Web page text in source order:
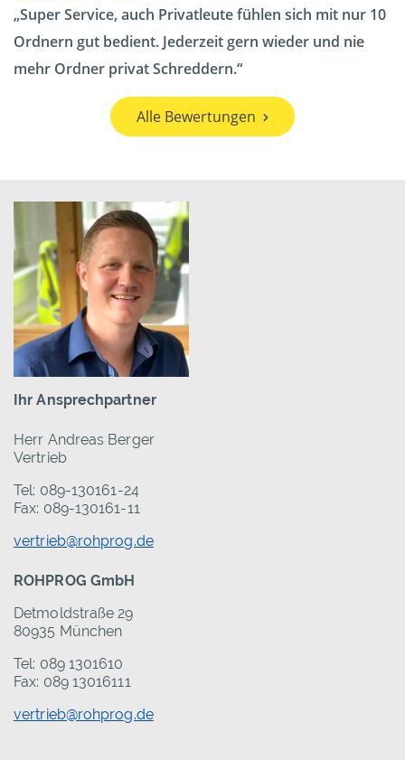
Super Service, auch Privatleute fühlen sich mit nur 10
Ordnern gut bedient. Jederzeit gern wieder und nie
mehr Ordner privat Schreddern.
Alle Bewertungen
Ihr Ansprechpartner
Herr Andreas Berger
Vertrieb
Tel: 089-130161-24
Fax: 089-130161-11
vertrieb@rohprog.de
ROHPROG GmbH
Detmoldstraße 29
80935 München
Tel: 089 1301610
Fax: 089 13016111
vertrieb@rohprog.de